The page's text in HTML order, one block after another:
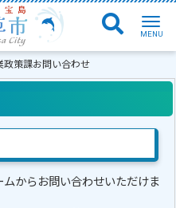
政策課お問い合わせ
からお問い合わせいただけま